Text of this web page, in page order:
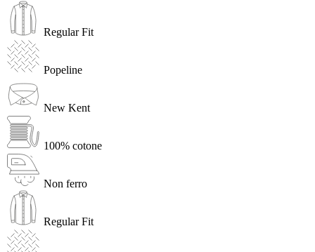
Regular Fit
Popeline
New Kent
100% cotone
Non ferro
Regular Fit